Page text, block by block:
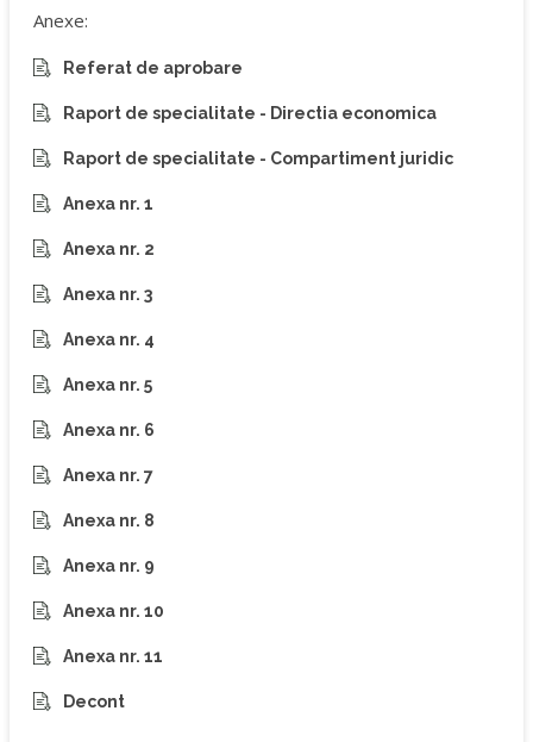
Anexe:
Referat de aprobare
Raport de specialitate - Directia economica
Raport de specialitate - Compartiment juridic
Anexa nr. 1
Anexa nr. 2
Anexa nr. 3
Anexa nr. 4
Anexa nr. 5
Anexa nr. 6
Anexa nr. 7
Anexa nr. 8
Anexa nr. 9
Anexa nr. 10
Anexa nr. 11
Decont